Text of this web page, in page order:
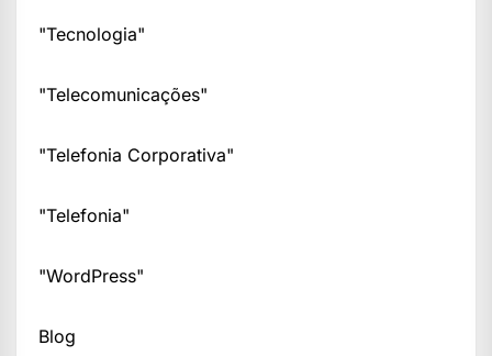
"Tecnologia"
"Telecomunicações"
"Telefonia Corporativa"
"Telefonia"
"WordPress"
Blog